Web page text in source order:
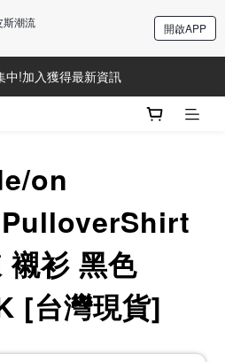
斯潮流 開啟APP
中!加入獲得最新資訊
中!加入獲得最新資訊
來電操作ATM與提供個人資訊
on
襯衫 黑色
[台灣現貨]